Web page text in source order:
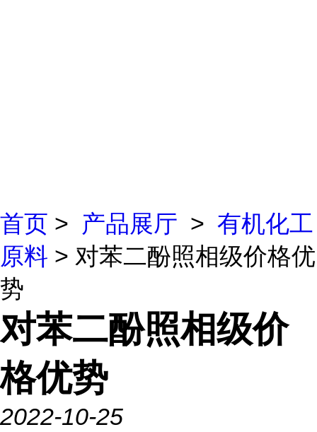
首页 > 产品展厅 > 有机化工
原料 > 对苯二酚照相级价格优
势
对苯二酚照相级价
格优势
2022-10-25